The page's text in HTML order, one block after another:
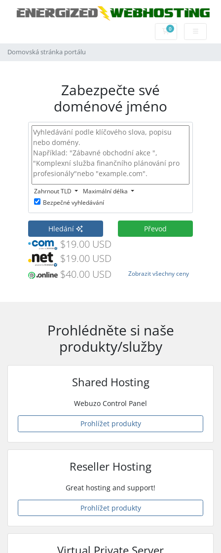
0Nákupní Košík
Domovská stránka portálu
Zabezpečte své
doménové jméno
Zahrnout TLD
Maximální délka
Bezpečné vyhledávání
Hledání Převod
$19.00 USD
$19.00 USD
$40.00 USD
Zobrazit všechny ceny
Prohlédněte si naše
produkty/služby
Shared Hosting
Webuzo Control Panel
Prohlížet produkty
Reseller Hosting
Great hosting and support!
Prohlížet produkty